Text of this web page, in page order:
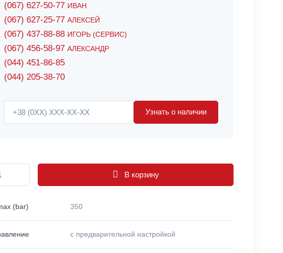
(067) 627-50-77 ИВАН
(067) 627-25-77 АЛЕКСЕЙ
(067) 437-88-88 ИГОРЬ (СЕРВИС)
(067) 456-58-97 АЛЕКСАНДР
(044) 451-86-85
(044) 205-38-70
Узнать о наличии
В корзину
(bar) 350
с предварительной настройкой